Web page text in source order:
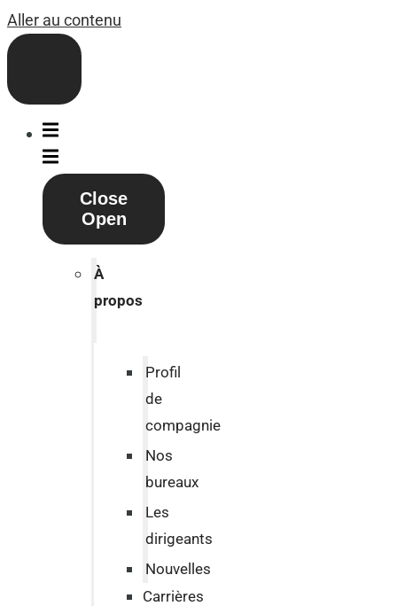
Aller au contenu
Close
Open
À
propos
Profil
de
compagnie
Nos
bureaux
Les
dirigeants
Nouvelles
Carrières